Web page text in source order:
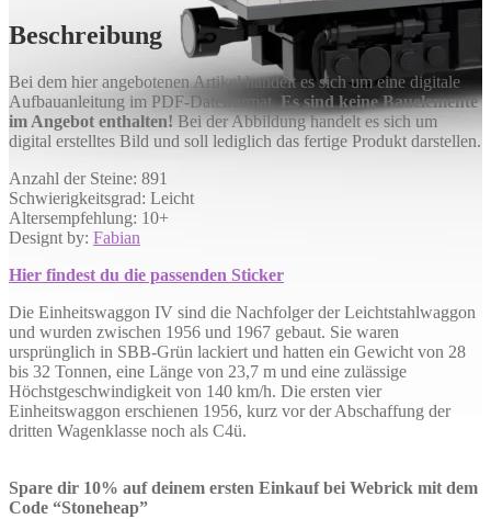
Beschreibung
Bei dem hier angebotenen Artikel handelt es sich um eine digitale
Aufbauanleitung im PDF-Dateiformat.Es sind keine Bauelemente
im Angebot enthalten! Bei der Abbildung handelt es sich um
digital erstelltes Bild und soll lediglich das fertige Produkt darstellen.
Anzahl der Steine: 891
Schwierigkeitsgrad: Leicht
Altersempfehlung: 10+
Designt by: Fabian
Hier findest du die passenden Sticker
Die Einheitswaggon IV sind die Nachfolger der Leichtstahlwaggon
und wurden zwischen 1956 und 1967 gebaut. Sie waren
ursprünglich in SBB-Grün lackiert und hatten ein Gewicht von 28
bis 32 Tonnen, eine Länge von 23,7 m und eine zulässige
Höchstgeschwindigkeit von 140 km/h. Die ersten vier
Einheitswaggon erschienen 1956, kurz vor der Abschaffung der
dritten Wagenklasse noch als C4ü.
Spare dir 10% auf deinem ersten Einkauf bei Webrick mit dem
Code “Stoneheap”